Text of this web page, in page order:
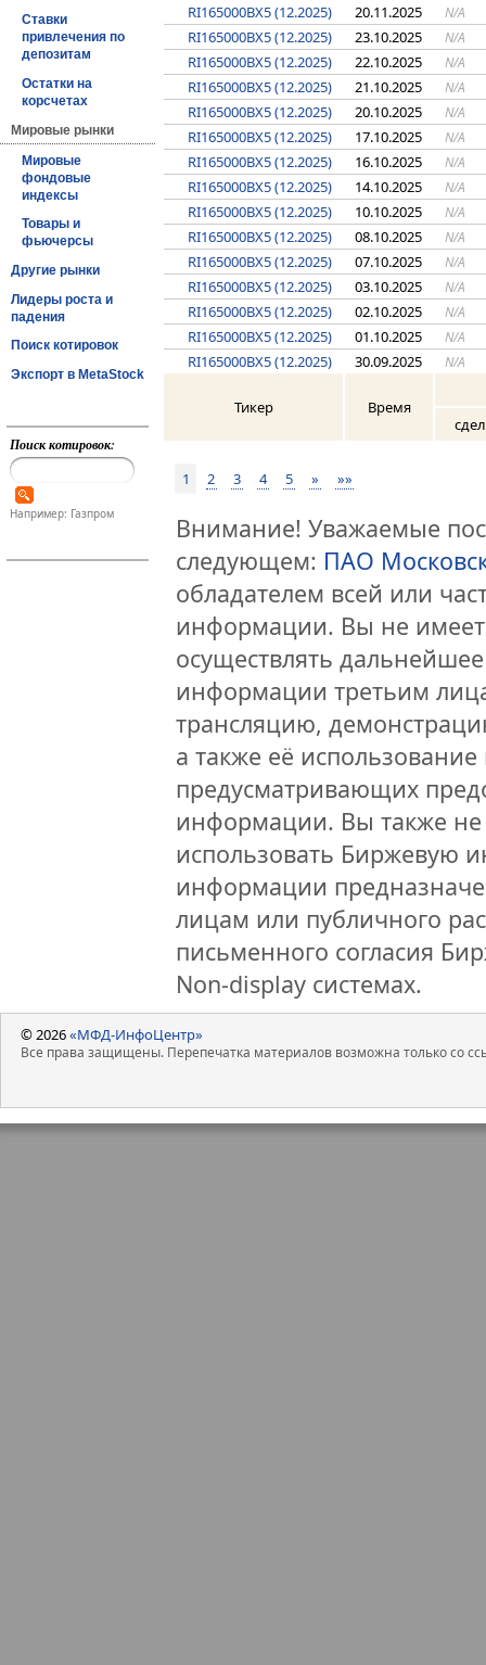
Ставки
привлечения по
депозитам
Остатки на
корсчетах
Мировые рынки
Мировые
фондовые
индексы
Товары и
фьючерсы
Другие рынки
Лидеры роста и
падения
Поиск котировок
Экспорт в MetaStock
Поиск котировок:
Например: Газпром
RI165000BX5 (12.2025) 20.11.2025 N/A
RI165000BX5 (12.2025) 23.10.2025 N/A
RI165000BX5 (12.2025) 22.10.2025 N/A
RI165000BX5 (12.2025) 21.10.2025 N/A
RI165000BX5 (12.2025) 20.10.2025 N/A
RI165000BX5 (12.2025) 17.10.2025 N/A
RI165000BX5 (12.2025) 16.10.2025 N/A
RI165000BX5 (12.2025) 14.10.2025 N/A
RI165000BX5 (12.2025) 10.10.2025 N/A
RI165000BX5 (12.2025) 08.10.2025 N/A
RI165000BX5 (12.2025) 07.10.2025 N/A
RI165000BX5 (12.2025) 03.10.2025 N/A
RI165000BX5 (12.2025) 02.10.2025 N/A
RI165000BX5 (12.2025) 01.10.2025 N/A
RI165000BX5 (12.2025) 30.09.2025 N/A
Тикер
Время
1 2 3 4 5 » »»
Внимание! Уважаемые
следующем: ПАО
обладателем всей или
информации. Вы не
осуществлять
информации третьим
трансляцию,
а также её
предусматривающих
информации. Вы также не
использовать Биржевую
информации
лицам или публичного
письменного согласия
Non-display системах.
© 2026«МФД-ИнфоЦентр»
Все права защищены. Перепечатка материалов возможна только со